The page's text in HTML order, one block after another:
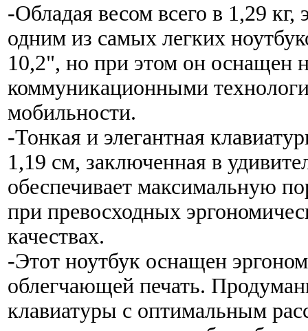
-Обладая весом всего в 1,29 кг,
одним из самых легких
10,2", но при этом он оснащен
коммуникационными
мобильности.
-Тонкая и элегантная
1,19 см, заключенная в
обеспечивает максимальную
при превосходных
качествах.
-Этот ноутбук оснащен
облегчающей печать.
клавиатуры с оптимальным